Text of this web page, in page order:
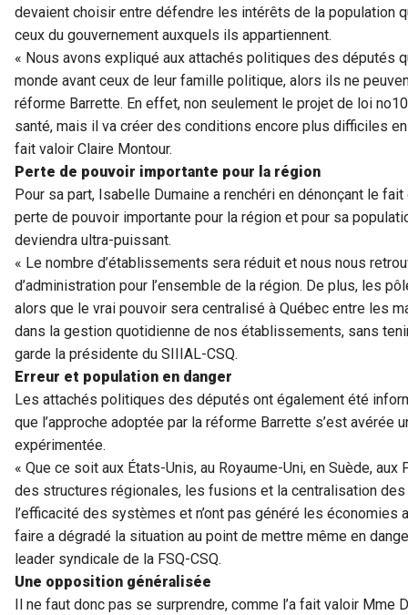
devaient choisir entre défendre les intérêts de la population
ceux du gouvernement auxquels ils appartiennent.
« Nous avons expliqué aux attachés politiques des députés
monde avant ceux de leur famille politique, alors ils ne
réforme Barrette. En effet, non seulement le projet de loi
santé, mais il va créer des conditions encore plus difficiles
fait valoir Claire Montour.
Perte de pouvoir importante pour la région
Pour sa part, Isabelle Dumaine a renchéri en dénonçant le
perte de pouvoir importante pour la région et pour sa
deviendra ultra-puissant.
« Le nombre d’établissements sera réduit et nous nous
d’administration pour l’ensemble de la région. De plus, les
alors que le vrai pouvoir sera centralisé à Québec entre les
dans la gestion quotidienne de nos établissements, sans
garde la présidente du SIIIAL-CSQ.
Erreur et population en danger
Les attachés politiques des députés ont également été
que l’approche adoptée par la réforme Barrette s’est avérée
expérimentée.
« Que ce soit aux États-Unis, au Royaume-Uni, en Suède,
des structures régionales, les fusions et la centralisation
l’efficacité des systèmes et n’ont pas généré les économies
faire a dégradé la situation au point de mettre même en
leader syndicale de la FSQ-CSQ.
Une opposition généralisée
Il ne faut donc pas se surprendre, comme l’a fait valoir Mme